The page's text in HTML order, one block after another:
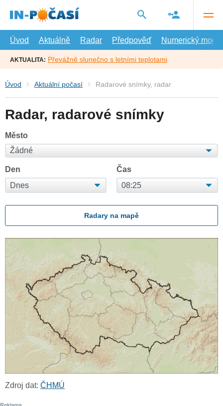
hlavní
Úvod
Aktuálně Radar Předpověď Numerický model
AKTUALITA: Převážně slunečno s letními teplotami
Úvod Aktuální počasí Radarové snímky, radar
Radar, radarové snímky
Město
Den Čas
Radary na mapě
Zdroj dat: ČHMÚ